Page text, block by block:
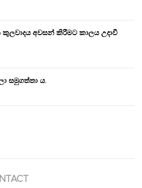
කුලවාදය අවසන් කිරීමට කාලය උදාවී
සමුගත්තා ය.